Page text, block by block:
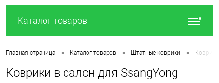
Каталог товаров
Главная страница • Каталог товаров • Штатные коврики •
Коврики в салон для SsangYong